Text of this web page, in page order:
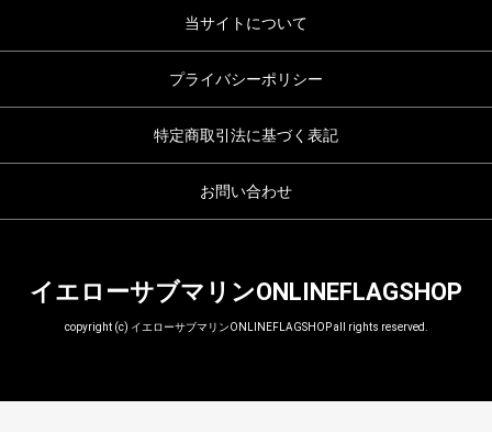
当サイトについて
プライバシーポリシー
特定商取引法に基づく表記
お問い合わせ
イエローサブマリンONLINEFLAGSHOP
copyright (c) イエローサブマリンONLINEFLAGSHOP all rights reserved.